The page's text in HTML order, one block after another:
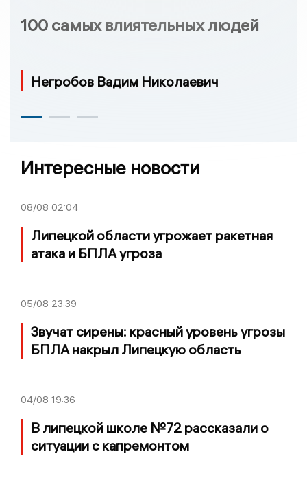
100 самых влиятельных людей
Негробов Вадим Николаевич
Интересные новости
08/08 02:04
Липецкой области угрожает ракетная
атака и БПЛА угроза
05/08 23:39
Звучат сирены: красный уровень угрозы
БПЛА накрыл Липецкую область
04/08 19:36
В липецкой школе №72 рассказали о
ситуации с капремонтом